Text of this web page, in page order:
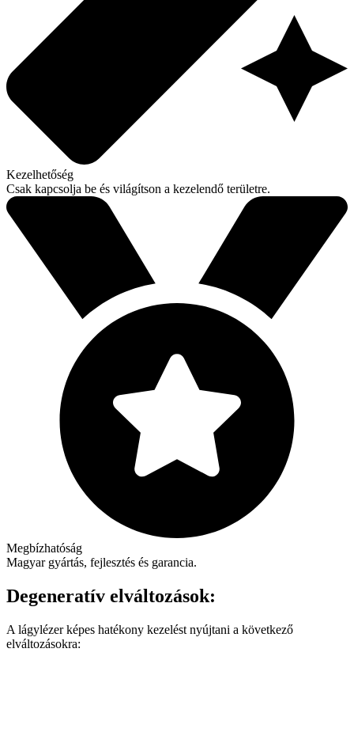
Kezelhetőség
Csak kapcsolja be és világítson a kezelendő területre.
Megbízhatóság
Magyar gyártás, fejlesztés és garancia.
Degeneratív elváltozások:
A lágylézer képes hatékony kezelést nyújtani a következő
elváltozásokra: